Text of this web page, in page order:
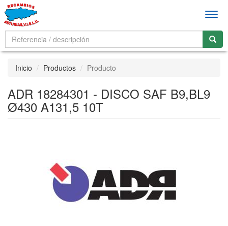
Inicio Productos Producto
ADR 18284301 - DISCO SAF B9,BL9
Ø430 A131,5 10T